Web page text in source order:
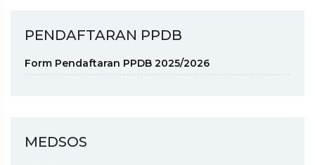
PENDAFTARAN PPDB
Form Pendaftaran PPDB 2025/2026
MEDSOS